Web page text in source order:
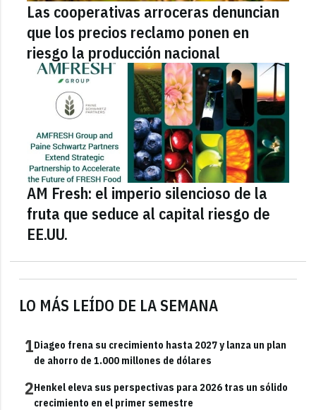
LO MÁS LEÍDO DE LA SEMANA
1Diageo frena su crecimiento hasta 2027 y lanza un plan
de ahorro de 1.000 millones de dólares
2Henkel eleva sus perspectivas para 2026 tras un sólido
crecimiento en el primer semestre
Las cooperativas arroceras denuncian
que los precios reclamo ponen en
riesgo la producción nacional
AM Fresh: el imperio silencioso de la
fruta que seduce al capital riesgo de
EE.UU.